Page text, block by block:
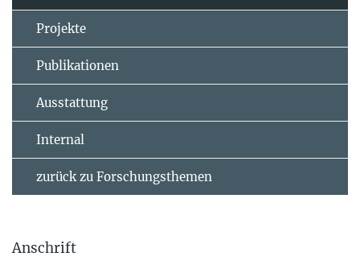
Projekte
Publikationen
Ausstattung
Internal
zurück zu Forschungsthemen
Anschrift